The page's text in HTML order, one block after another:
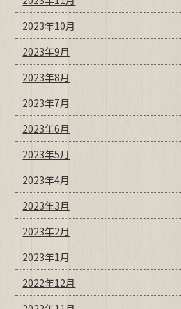
2023年10月
2023年9月
2023年8月
2023年7月
2023年6月
2023年5月
2023年4月
2023年3月
2023年2月
2023年1月
2022年12月